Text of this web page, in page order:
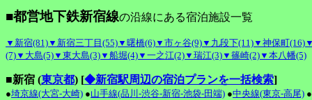
■都営地下鉄新宿線の沿線にある宿泊施設一覧
▼新宿(81)▼新宿三丁目(55)▼曙橋(6)▼市ヶ谷(9)▼九段下(11)▼神保町(16)
(7)▼大島(5)▼東大島(3)▼船堀(4)▼一之江(2)▼瑞江(3)▼篠崎(2)▼本八幡(5)
■新宿 (東京都) [◆新宿駅周辺の宿泊プランを一括検索]
●埼京線(大宮-大崎) ●山手線(品川-渋谷-新宿-池袋-田端) ●中央線(東京-高尾) ●